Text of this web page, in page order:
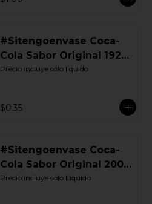
#Sitengoenvase Coca-
Cola Sabor Original 192
ML. Retornable
Precio incluye solo líquido
$0.35
#Sitengoenvase Coca-
Cola Sabor Original 2000
ML. Retornable
Precio incluye solo Liquido